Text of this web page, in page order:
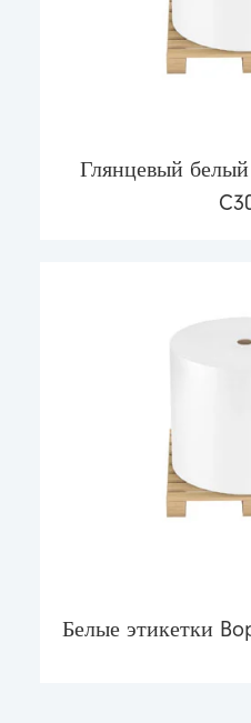
Глянцевый
Белые этикетки